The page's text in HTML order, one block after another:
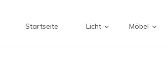
Startseite Licht Möbel